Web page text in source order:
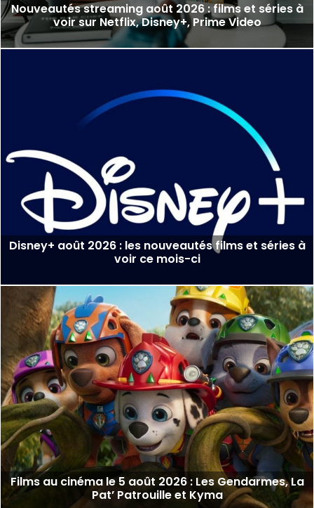
Nouveautés streaming août 2026 : films et séries à
voir sur Netflix, Disney+, Prime Video
Disney+ août 2026 : les nouveautés films et séries à
voir ce mois-ci
Films au cinéma le 5 août 2026 : Les Gendarmes, La
Pat’ Patrouille et Kyma